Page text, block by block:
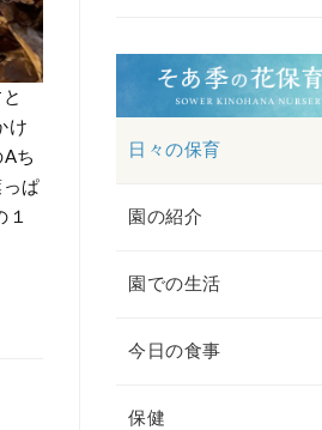
日々の保育
園の紹介
園での生活
今日の食事
保健
け
ち
ぱ
１